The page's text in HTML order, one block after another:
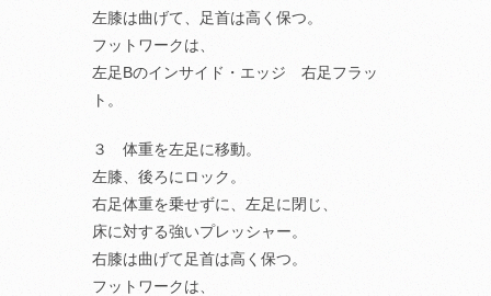
左膝は曲げて、足首は高く保つ。
フットワークは、
左足Bのインサイド・エッジ 右足フラッ
ト。
３ 体重を左足に移動。
左膝、後ろにロック。
右足体重を乗せずに、左足に閉じ、
床に対する強いプレッシャー。
右膝は曲げて足首は高く保つ。
フットワークは、